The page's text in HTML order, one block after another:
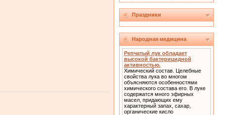
Праздники
Народная медицина
Репчатый лук обладает
высокой бактерицидной
активностью.
Химический состав. Целебные
свойства лука во многом
объясняются особенностями
химического состава его. В луке
содержатся много эфирных
масел, придающих ему
характерный запах, сахар,
органические кисло